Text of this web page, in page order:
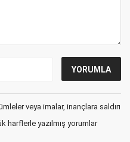
veya imalar, inançlara saldırı
harflerle yazılmış yorumlar